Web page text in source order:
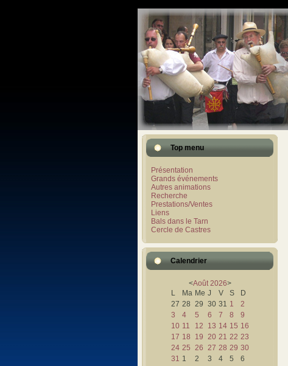
Top menu
Présentation
Grands événements
Autres animations
Recherche
Prestations/Ventes
Liens
Bals dans le Tarn
Cercle de Castres
Calendrier
<Août 2026>
L
Ma Me J V S
D
27 28 29 30 31 1
2
3
4 5 6 7 8
9
10 11 12 13 14 15 16
17 18 19 20 21 22 23
24 25 26 27 28 29 30
31 1 2 3 4 5 6